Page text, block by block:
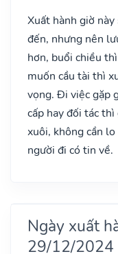
Xuất hành giờ
đến, nhưng nên
hơn, buổi chiều
muốn cầu tài thì
vọng. Đi việc gặp
cấp hay đối tác
xuôi, không cần
người đi có tin về.
Ngày xuất
29/12/2024